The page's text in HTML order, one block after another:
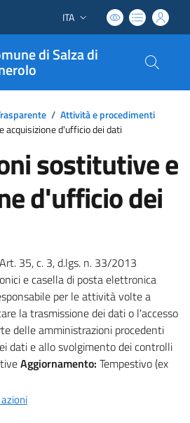
Lingua attiva:
ITA
di Salza di
/ Attività e procedimenti
acquisizione d'ufficio dei dati
sostitutive e
d'ufficio dei
Art. 35, c. 3, d.lgs. n. 33/2013
e casella di posta elettronica
per le attività volte a
la trasmissione dei dati o l'accesso
delle amministrazioni procedenti
dati e allo svolgimento dei controlli
Aggiornamento: Tempestivo (ex